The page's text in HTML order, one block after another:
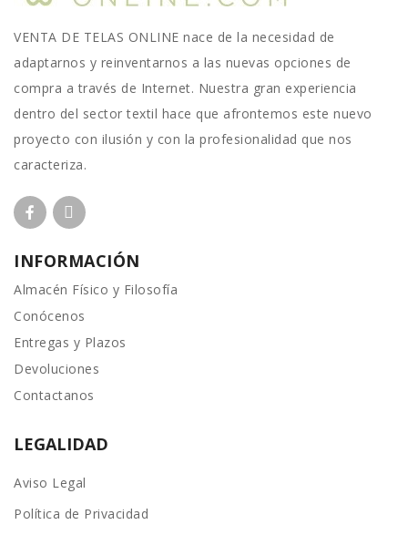
VENTA DE TELAS ONLINE nace de la necesidad de
adaptarnos y reinventarnos a las nuevas opciones de
compra a través de Internet. Nuestra gran experiencia
dentro del sector textil hace que afrontemos este nuevo
proyecto con ilusión y con la profesionalidad que nos
caracteriza.
INFORMACIÓN
Almacén Físico y Filosofía
Conócenos
Entregas y Plazos
Devoluciones
Contactanos
LEGALIDAD
Aviso Legal
Política de Privacidad